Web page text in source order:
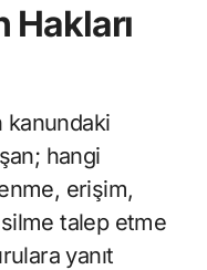
Hakları
kanundaki
hangi
erişim,
talep etme
yanıt